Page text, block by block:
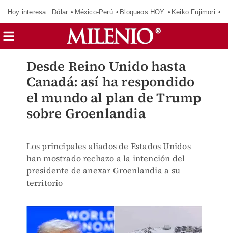
Hoy interesa: Dólar México-Perú Bloqueos HOY Keiko Fujimori
Desde Reino Unido hasta
Canadá: así ha respondido
el mundo al plan de Trump
sobre Groenlandia
Los principales aliados de Estados Unidos
han mostrado rechazo a la intención del
presidente de anexar Groenlandia a su
territorio